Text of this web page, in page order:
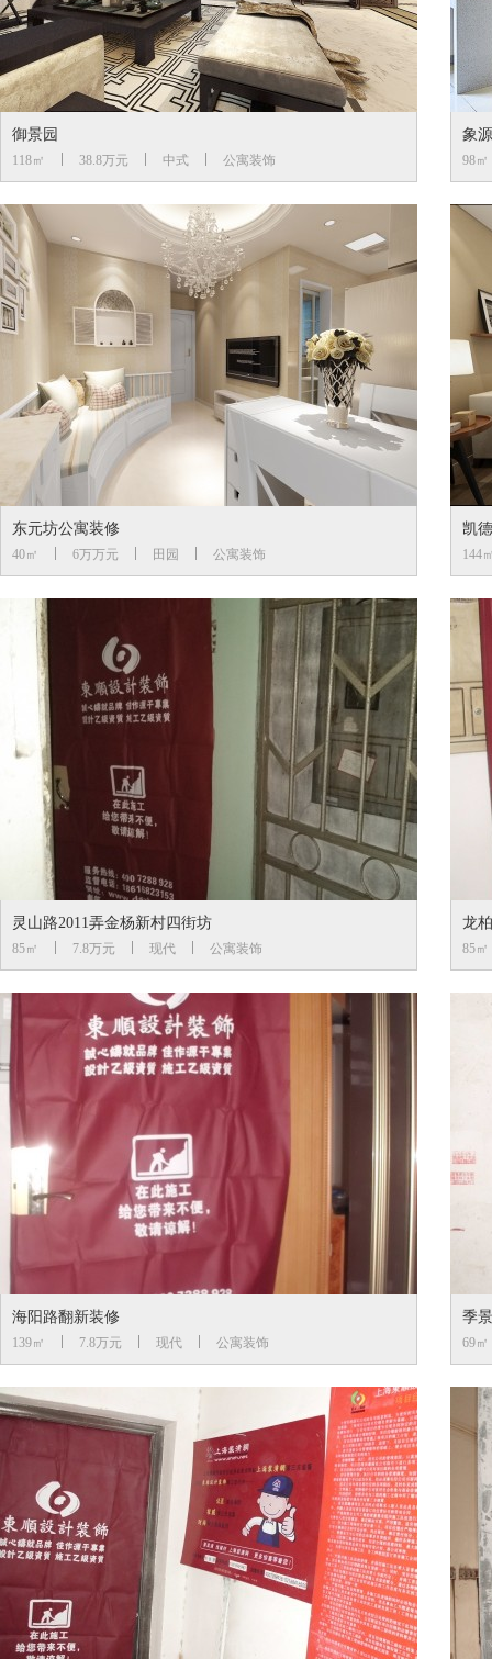
御景园
118㎡ 38.8万元 中式 公寓装饰
象
98㎡
东元坊公寓装修
40㎡ 6万万元 田园 公寓装饰
凯
144
灵山路2011弄金杨新村四街坊
85㎡ 7.8万元 现代 公寓装饰
龙
85㎡
海阳路翻新装修
139㎡ 7.8万元 现代 公寓装饰
季
69㎡